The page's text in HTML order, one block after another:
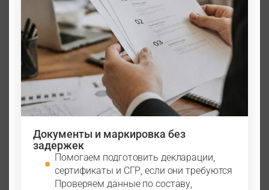
Документы и маркировка без
задержек
Помогаем подготовить декларации,
сертификаты и СГР, если они требуются
Проверяем данные по составу,